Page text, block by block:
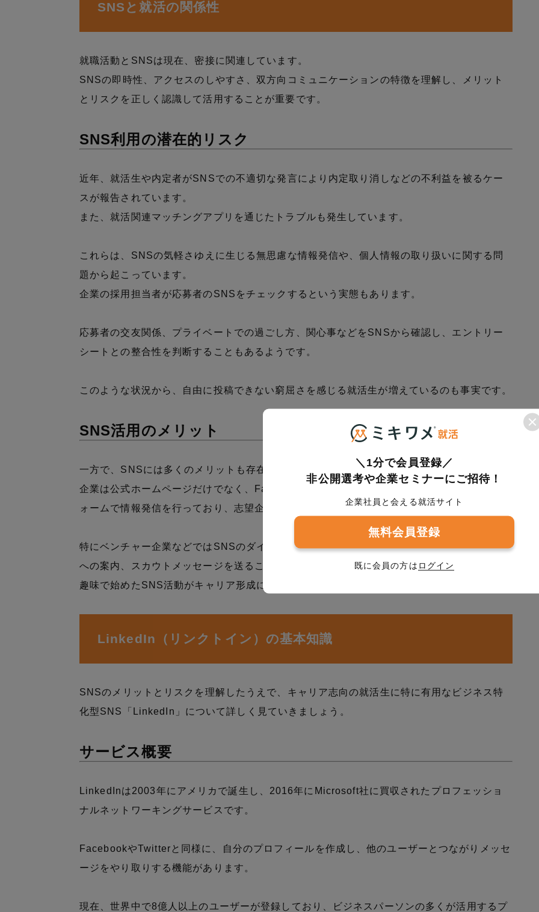
SNSと就活の関係性
就職活動とSNSは現在、密接に関連しています。
SNSの即時性、アクセスのしやすさ、双方向コミュニケーションの特徴を理解し、メリット
とリスクを正しく認識して活用することが重要です。
SNS利用の潜在的リスク
近年、就活生や内定者がSNSでの不適切な発言により内定取り消しなどの不利益を被るケー
スが報告されています。
また、就活関連マッチングアプリを通じたトラブルも発生しています。
これらは、SNSの気軽さゆえに生じる無思慮な情報発信や、個人情報の取り扱いに関する問
題から起こっています。
企業の採用担当者が応募者のSNSをチェックするという実態もあります。
応募者の交友関係、プライベートでの過ごし方、関心事などをSNSから確認し、エントリー
シートとの整合性を判断することもあるようです。
このような状況から、自由に投稿できない窮屈さを感じる就活生が増えているのも事実です。
SNS活用のメリット
一方で、SNSには多くのメリットも存在します。
企業は公式ホームページだけでなく、Facebook、Twitter、Instagramなど複数のプラットフ
ォームで情報発信を行っており、志望企業の最新情報を手軽に入手できます。
特にベンチャー企業などではSNSのダイレクトメッセージを通じてインターンシップや選考
への案内、スカウトメッセージを送ることも増えています。
趣味で始めたSNS活動がキャリア形成につながるケースも珍しくありません。
LinkedIn（リンクトイン）の基本知識
SNSのメリットとリスクを理解したうえで、キャリア志向の就活生に特に有用なビジネス特
化型SNS「LinkedIn」について詳しく見ていきましょう。
サービス概要
LinkedInは2003年にアメリカで誕生し、2016年にMicrosoft社に買収されたプロフェッショ
ナルネットワーキングサービスです。
FacebookやTwitterと同様に、自分のプロフィールを作成し、他のユーザーとつながりメッセ
ージをやり取りする機能があります。
現在、世界中で8億人以上のユーザーが登録しており、ビジネスパーソンの多くが活用するプ
＼1分で会員登録／
非公開選考や企業セミナーにご招待！
企業社員と会える就活サイト
無料会員登録
既に会員の方は ログイン